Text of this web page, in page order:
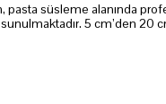
pasta süsleme alanında
5 cm’den 20